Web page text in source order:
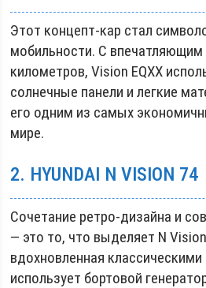
Этот концепт-кар стал
мобильности. С впечатляющим
километров, Vision EQXX
солнечные панели и легкие
его одним из самых
мире.
2. HYUNDAI N VISION 74
Сочетание ретро-дизайна и
— это то, что выделяет N
вдохновленная
использует бортовой